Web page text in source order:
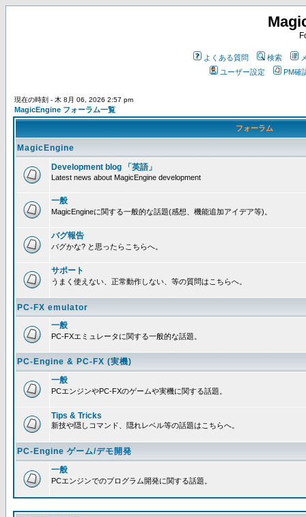
よくある質問 検索
ユーザー設定
PM確
現在の時刻 - 木 8月 06, 2026 2:57 pm
MagicEngine フォーラム一覧
フォーラム
MagicEngine
Development blog 「英語」
Latest news about MagicEngine development
一般
MagicEngineに関する一般的な話題(感想、機能追加アイデア等)。
バグ報告
バグかな? と思ったらこちらへ。
サポート
うまく使えない、正常動作しない、等の質問はこちらへ。
PC-FX emulator
一般
PC-FXエミュレータに関する一般的な話題。
PC-Engine & PC-FX (実機)
一般
PCエンジンやPC-FXのゲームや実機に関する話題。
Tips & Tricks
新技や隠しコマンド、隠れレベル等の話題はこちらへ。
PC-Engine ゲーム/デモ開発
一般
PCエンジンでのプログラム開発に関する話題。